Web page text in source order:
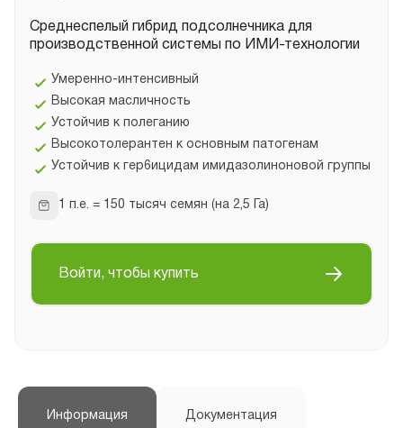
Среднеспелый гибрид подсолнечника для
производственной системы по ИМИ-технологии
Умеренно-интенсивный
Высокая масличность
Устойчив к полеганию
Высокотолерантен к основным патогенам
Устойчив к гер6ицидам имидазолиноновой группы
1 п.е. = 150 тысяч семян (на 2,5 Га)
Войти, чтобы купить
Информация Документация